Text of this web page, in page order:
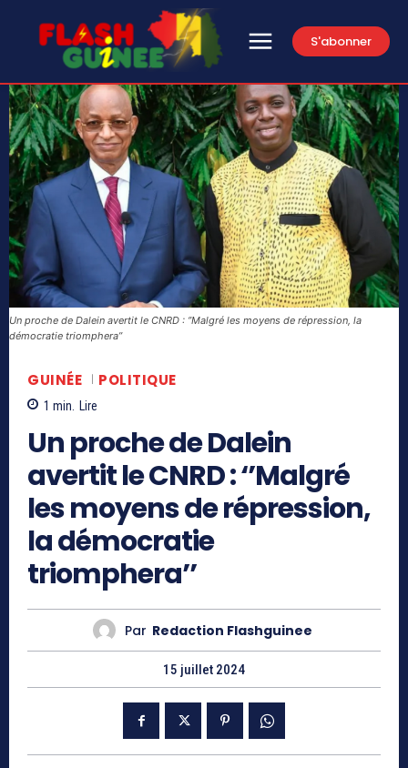
S'abonner
Un proche de Dalein avertit le CNRD : ‘’Malgré les moyens de répression, la
démocratie triomphera’’
GUINÉE POLITIQUE
1 min. Lire
Un proche de Dalein
avertit le CNRD : ‘’Malgré
les moyens de répression,
la démocratie
triomphera’’
Par Redaction Flashguinee
15 juillet 2024